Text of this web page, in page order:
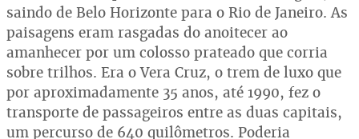
saindo de Belo Horizonte para o Rio de Janeiro. As
paisagens eram rasgadas do anoitecer ao
amanhecer por um colosso prateado que corria
sobre trilhos. Era o Vera Cruz, o trem de luxo que
por aproximadamente 35 anos, até 1990, fez o
transporte de passageiros entre as duas capitais,
um percurso de 640 quilômetros. Poderia